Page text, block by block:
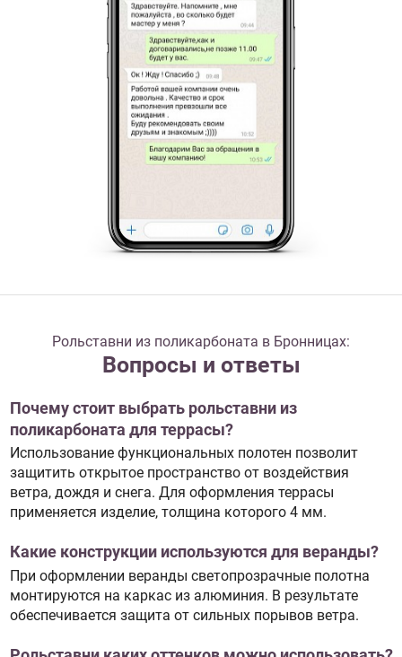
Рольставни из поликарбоната в Бронницах:
Вопросы и ответы
Почему стоит выбрать рольставни из
поликарбоната для террасы?
Использование функциональных полотен позволит
защитить открытое пространство от воздействия
ветра, дождя и снега. Для оформления террасы
применяется изделие, толщина которого 4 мм.
Какие конструкции используются для веранды?
При оформлении веранды светопрозрачные полотна
монтируются на каркас из алюминия. В результате
обеспечивается защита от сильных порывов ветра.